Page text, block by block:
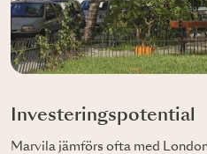
Investeringspotential
Marvila jämförs ofta med